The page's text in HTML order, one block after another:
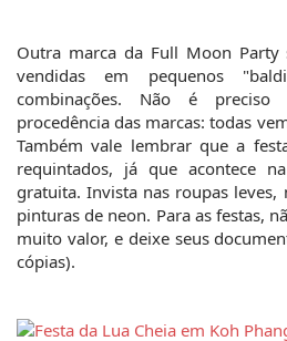
Outra marca da Full Moon Party
vendidas em pequenos
combinações. Não é
procedência das marcas: todas
Também vale lembrar que a
requintados, já que acontece
gratuita. Invista nas roupas leves,
pinturas de neon. Para as festas,
muito valor, e deixe seus
cópias).